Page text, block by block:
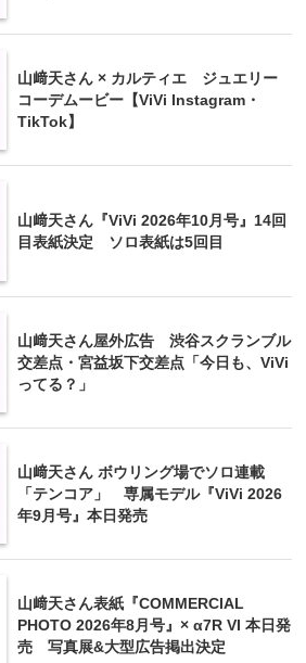
山﨑天さん × カルティエ ジュエリー
コーデムービー【ViVi Instagram・
TikTok】
山﨑天さん『ViVi 2026年10月号』14回
目表紙決定 ソロ表紙は5回目
山﨑天さん屋外広告 渋谷スクランブル
交差点・宮益坂下交差点「今日も、ViVi
ってる？」
山﨑天さん ボウリング場でソロ連載
「テンコア」 専属モデル『ViVi 2026
年9月号』本日発売
山﨑天さん表紙『COMMERCIAL
PHOTO 2026年8月号』× α7R VI 本日発
売 写真展&大型広告掲出決定